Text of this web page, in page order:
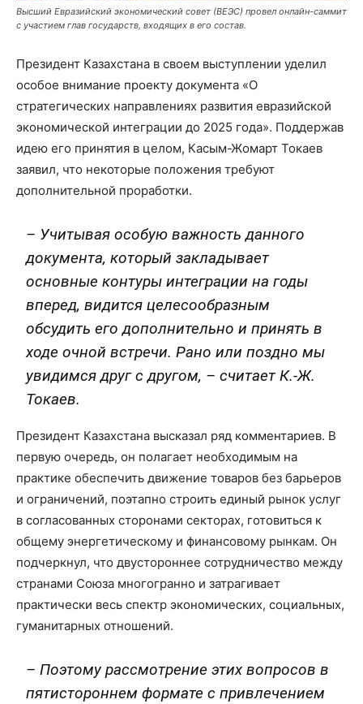
Высший Евразийский экономический совет (ВЕЭС) провел онлайн-саммит
с участием глав государств, входящих в его состав.
Президент Казахстана в своем выступлении уделил
особое внимание проекту документа «О
стратегических направлениях развития евразийской
экономической интеграции до 2025 года». Поддержав
идею его принятия в целом, Касым-Жомарт Токаев
заявил, что некоторые положения требуют
дополнительной проработки.
– Учитывая особую важность данного
документа, который закладывает
основные контуры интеграции на годы
вперед, видится целесообразным
обсудить его дополнительно и принять в
ходе очной встречи. Рано или поздно мы
увидимся друг с другом, – считает К.-Ж.
Токаев.
Президент Казахстана высказал ряд комментариев. В
первую очередь, он полагает необходимым на
практике обеспечить движение товаров без барьеров
и ограничений, поэтапно строить единый рынок услуг
в согласованных сторонами секторах, готовиться к
общему энергетическому и финансовому рынкам. Он
подчеркнул, что двустороннее сотрудничество между
странами Союза многогранно и затрагивает
практически весь спектр экономических, социальных,
гуманитарных отношений.
– Поэтому рассмотрение этих вопросов в
пятистороннем формате с привлечением